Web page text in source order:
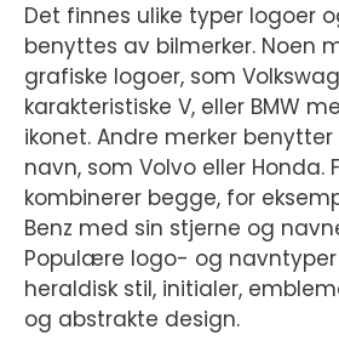
Det finnes ulike typer logoer
benyttes av bilmerker. Noen
grafiske logoer, som
karakteristiske V, eller BMW
ikonet. Andre merker
navn, som Volvo eller Honda.
kombinerer begge, for
Benz med sin stjerne og
Populære logo- og navntyper
heraldisk stil, initialer,
og abstrakte design.